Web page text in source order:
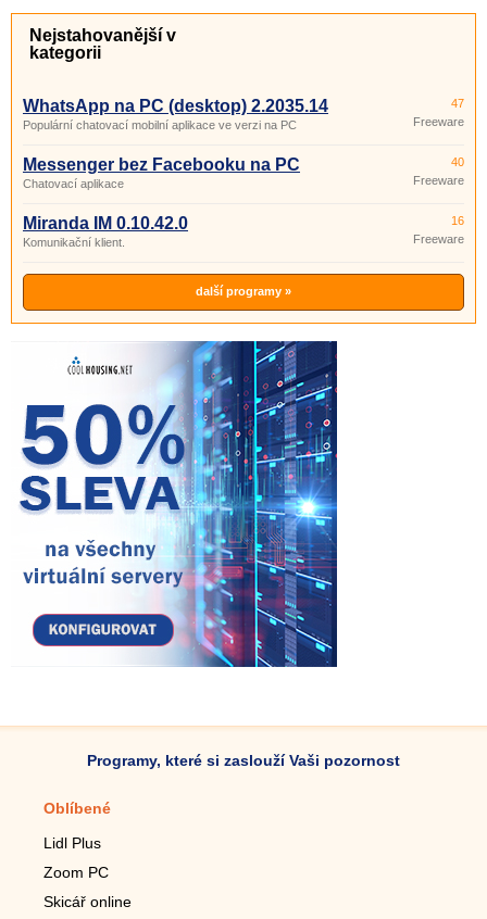
Nejstahovanější v
kategorii
WhatsApp na PC (desktop) 2.2035.14
Populární chatovací mobilní aplikace ve verzi na PC
47
Freeware
Messenger bez Facebooku na PC
Chatovací aplikace
40
Freeware
Miranda IM 0.10.42.0
Komunikační klient.
16
Freeware
další programy »
Programy, které si zaslouží Vaši pozornost
Oblíbené
Lidl Plus
Zoom PC
Skicář online